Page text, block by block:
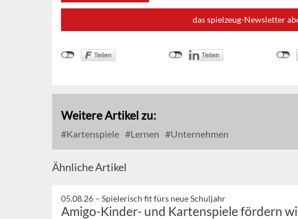
das spielzeug-Newsletter
Weitere Artikel zu:
Kartenspiele Lernen Unternehmen
Ähnliche Artikel
05.08.26 – Spielerisch fit fürs neue Schuljahr
Amigo-Kinder- und Kartenspiele fördern